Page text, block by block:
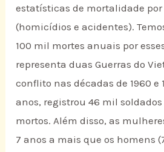
estatísticas de mortalidade
(homicídios e acidentes).
100 mil mortes anuais por
representa duas Guerras do
conflito nas décadas de 1960 e
anos, registrou 46 mil
mortos. Além disso, as
7 anos a mais que os homens